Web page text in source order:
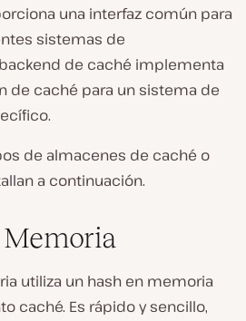
una interfaz común para
sistemas de
de caché implementa
de caché para un sistema de
de almacenes de caché o
a continuación.
utiliza un hash en memoria
caché. Es rápido y sencillo,